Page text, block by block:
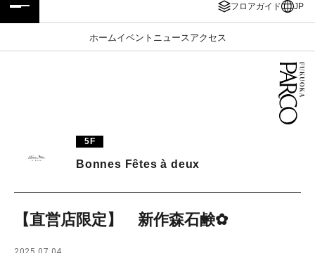
フロアガイド JP
ホームイベント ニュース アクセス
レストラン・カフェ
ภาษาไทย
5F
Bonnes Fêtes à deux
【直営店限定】 新作森石鹸✿